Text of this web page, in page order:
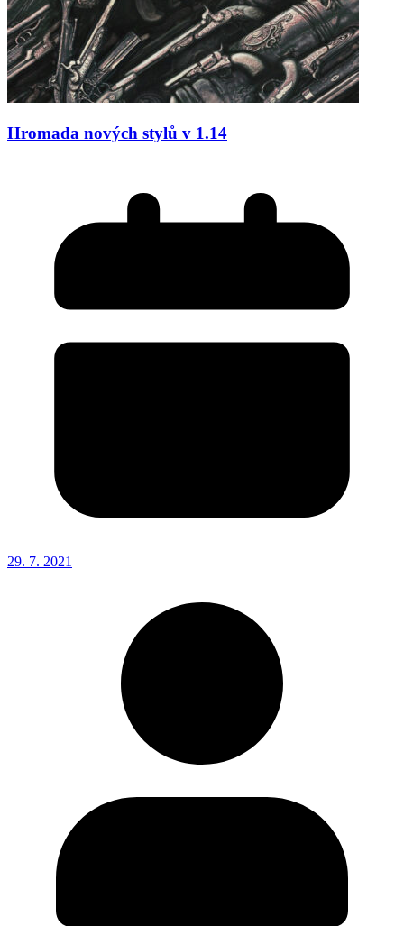
Hromada nových stylů v 1.14
29. 7. 2021